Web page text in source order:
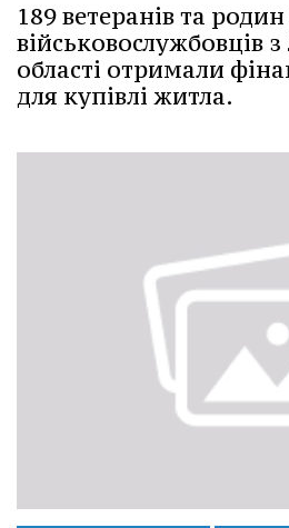
189 ветеранів та
військовослужбовців з
області отримали
для купівлі житла.